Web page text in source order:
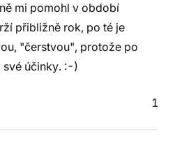
mi pomohl v období
přibližně rok, po té je
"čerstvou", protože po
své účinky. :-)
1